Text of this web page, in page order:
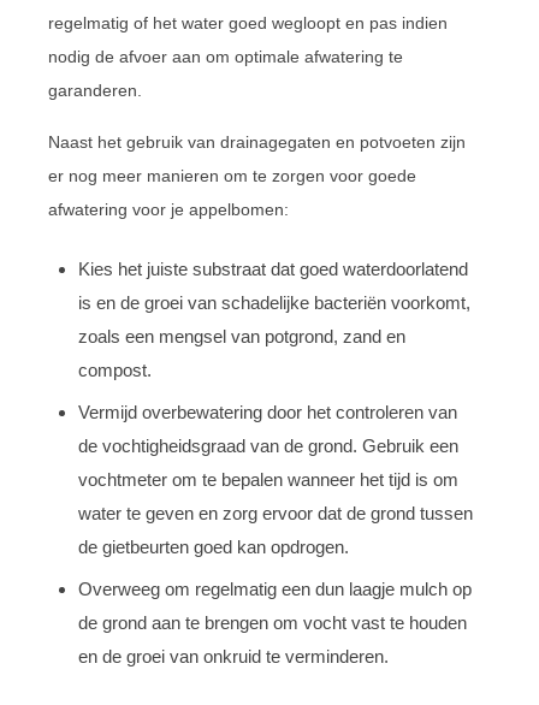
regelmatig of het water goed wegloopt en pas indien
nodig de afvoer aan om optimale afwatering te
garanderen.
Naast het gebruik van drainagegaten en potvoeten zijn
er nog meer manieren om te zorgen voor goede
afwatering voor je appelbomen:
Kies het juiste substraat dat goed waterdoorlatend
is en de groei van schadelijke bacteriën voorkomt,
zoals een mengsel van potgrond, zand en
compost.
Vermijd overbewatering door het controleren van
de vochtigheidsgraad van de grond. Gebruik een
vochtmeter om te bepalen wanneer het tijd is om
water te geven en zorg ervoor dat de grond tussen
de gietbeurten goed kan opdrogen.
Overweeg om regelmatig een dun laagje mulch op
de grond aan te brengen om vocht vast te houden
en de groei van onkruid te verminderen.